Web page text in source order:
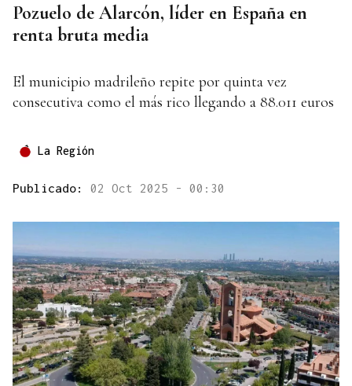
Pozuelo de Alarcón, líder en España en
renta bruta media
El municipio madrileño repite por quinta vez
consecutiva como el más rico llegando a 88.011 euros
La Región
Publicado: 02 Oct 2025 - 00:30